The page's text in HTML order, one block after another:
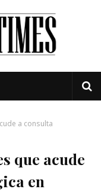
a consulta
que acude
en